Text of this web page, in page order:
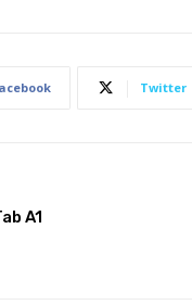
Twitter
A1